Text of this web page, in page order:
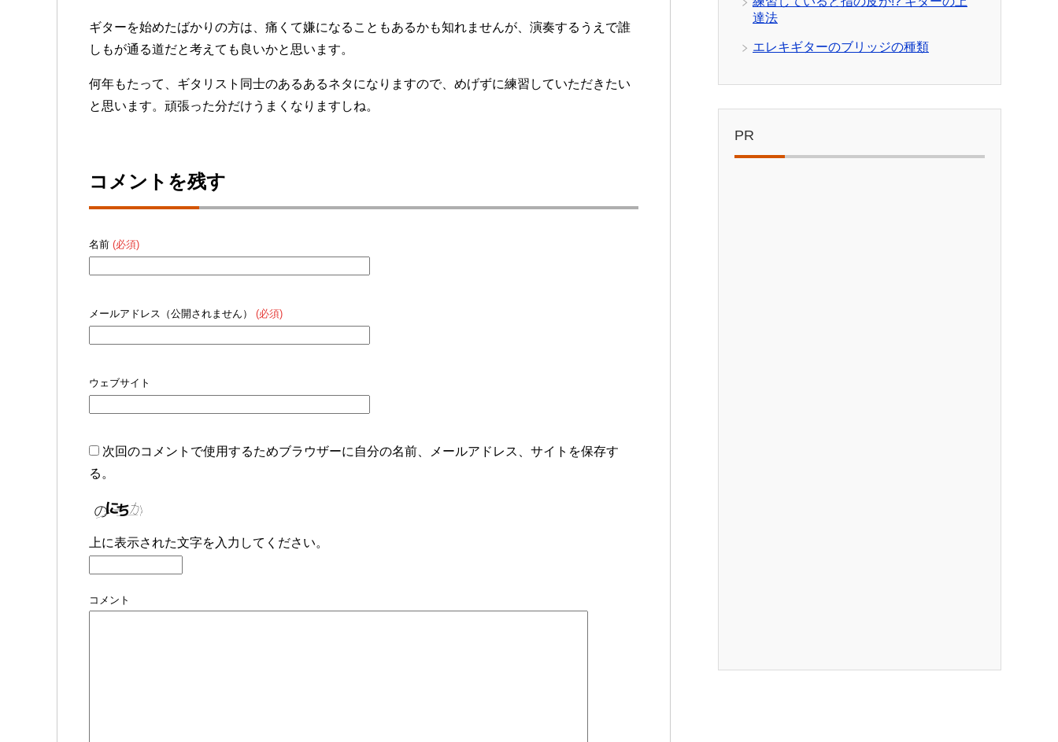
ギターを始めたばかりの方は、痛くて嫌になることもあるかも知れませんが、演奏するうえで誰
しもが通る道だと考えても良いかと思います。
何年もたって、ギタリスト同士のあるあるネタになりますので、めげずに練習していただきたい
と思います。頑張った分だけうまくなりますしね。
コメントを残す
名前 (必須)
メールアドレス（公開されません） (必須)
ウェブサイト
次回のコメントで使用するためブラウザーに自分の名前、メールアドレス、サイトを保存す
る。
上に表示された文字を入力してください。
コメント
達法
エレキギターのブリッジの種類
PR